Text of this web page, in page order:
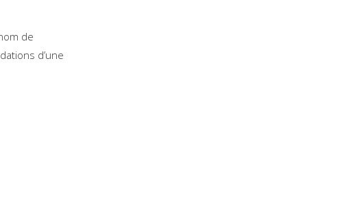
de
d’une